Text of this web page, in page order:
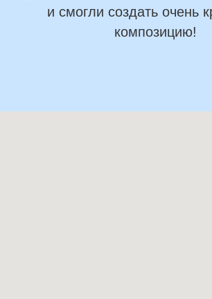
и смогли создать очень
композицию!